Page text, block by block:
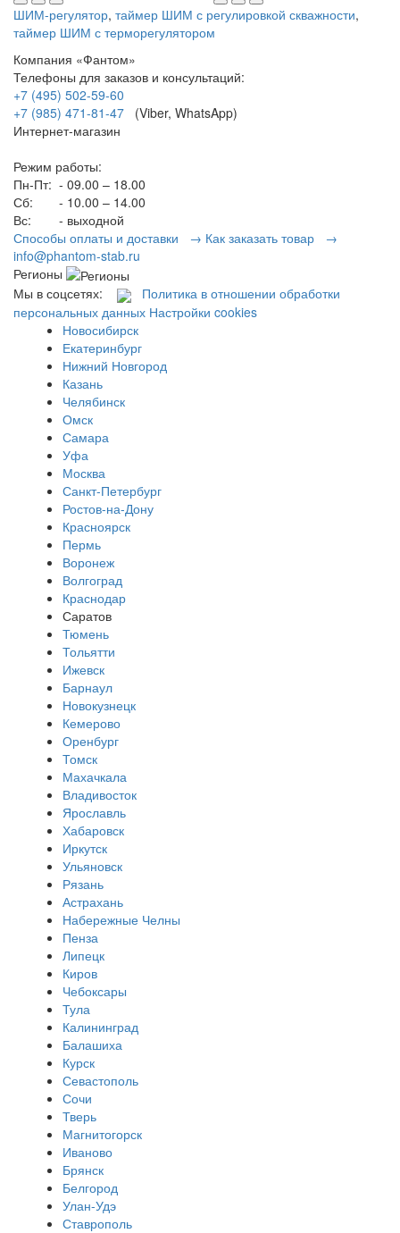
ШИМ-регулятор, таймер ШИМ с регулировкой скважности,
таймер ШИМ с терморегулятором
Компания «Фантом»
Телефоны для заказов и консультаций:
+7 (495) 502-59-60
+7 (985) 471-81-47 (Viber, WhatsApp)
Интернет-магазин
Режим работы:
Пн-Пт: - 09.00 – 18.00
Сб:
- 10.00 – 14.00
Вс:
- выходной
Способы оплаты и доставки → Как заказать товар →
info@phantom-stab.ru
Регионы
Мы в соцсетях:
Политика в отношении обработки
персональных данных Настройки cookies
Новосибирск
Екатеринбург
Нижний Новгород
Казань
Челябинск
Омск
Самара
Уфа
Москва
Санкт-Петербург
Ростов-на-Дону
Красноярск
Пермь
Воронеж
Волгоград
Краснодар
Саратов
Тюмень
Тольятти
Ижевск
Барнаул
Новокузнецк
Кемерово
Оренбург
Томск
Махачкала
Владивосток
Ярославль
Хабаровск
Иркутск
Ульяновск
Рязань
Астрахань
Набережные Челны
Пенза
Липецк
Киров
Чебоксары
Тула
Калининград
Балашиха
Курск
Севастополь
Сочи
Тверь
Магнитогорск
Иваново
Брянск
Белгород
Улан-Удэ
Ставрополь